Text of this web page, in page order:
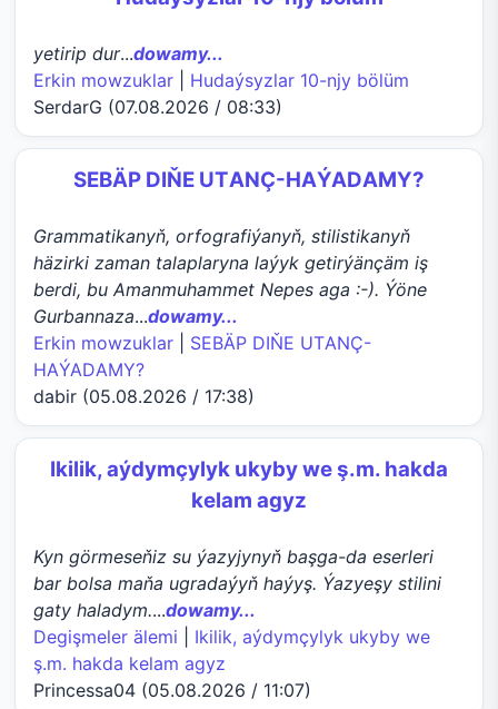
yetirip dur...dowamy...
Erkin mowzuklar
Hudaýsyzlar 10-njy bölüm
SerdarG (07.08.2026 / 08:33)
SEBÄP DIŇE UTАNÇ-HАÝADАMY?
Grammatikanyň, orfografiýanyň, stilistikanyň
häzirki zaman talaplaryna laýyk getirýänçäm iş
berdi, bu Amanmuhammet Nepes aga :-). Ýöne
Gurbannaza...dowamy...
Erkin mowzuklar
SEBÄP DIŇE UTАNÇ-
HАÝADАMY?
dabir (05.08.2026 / 17:38)
Ikilik, aýdymçylyk ukyby we ş.m. hakda
kelam agyz
Kyn görmeseňiz su ýazyjynyň başga-da eserleri
bar bolsa maňa ugradaýyň haýyş. Ýazyeşy stilini
gaty haladym....dowamy...
Degişmeler älemi
Ikilik, aýdymçylyk ukyby we
ş.m. hakda kelam agyz
Princessa04 (05.08.2026 / 11:07)